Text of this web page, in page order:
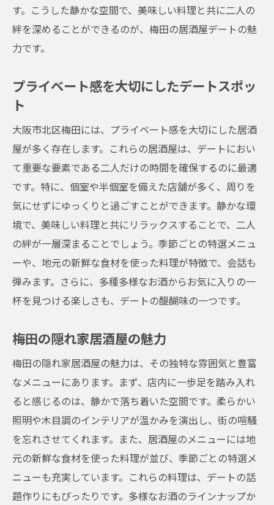
二人だけの特別な時間を過ごす
プライベート感を重視した居酒屋選び
季節の特選メニューで梅田の居酒屋デートをさ
季節ごとの特選メニューを楽しむ
旬の食材をふんだんに使った料理
季節感を感じる特別なメニュー
季節の味覚を堪能するデート
特選メニューで特別な夜を演出
季節限定の料理でデートを楽しむ
多種類のドリンクで梅田の居酒屋デートを盛り
上げよう
豊富なドリンクメニューを楽しむ
地酒や焼酎でデートを盛り上げる
多彩なドリンクで特別な夜を演出
カクテルやワインで乾杯
ドリンクと料理のペアリングを楽しむ
隠れ家的居酒屋で梅田の夜を楽しむデートプラ
ン
梅田デートのおすすめプラン
隠れ家居酒屋での過ごし方
す。こうした静かな空間で、美味しい料理と共に二人の
絆を深めることができるのが、梅田の居酒屋デートの魅
力です。
プライベート感を大切にしたデートスポッ
ト
大阪市北区梅田には、プライベート感を大切にした居酒
屋が多く存在します。これらの居酒屋は、デートにおい
て重要な要素である二人だけの時間を確保するのに最適
です。特に、個室や半個室を備えた店舗が多く、周りを
気にせずにゆっくりと過ごすことができます。静かな環
境で、美味しい料理と共にリラックスすることで、二人
の絆が一層深まることでしょう。季節ごとの特選メニュ
ーや、地元の新鮮な食材を使った料理が特徴で、会話も
弾みます。さらに、多種多様なお酒からお気に入りの一
杯を見つける楽しさも、デートの醍醐味の一つです。
梅田の隠れ家居酒屋の魅力
梅田の隠れ家居酒屋の魅力は、その独特な雰囲気と豊富
なメニューにあります。まず、店内に一歩足を踏み入れ
ると感じるのは、静かで落ち着いた空間です。柔らかい
照明や木目調のインテリアが温かみを演出し、街の喧騒
を忘れさせてくれます。また、居酒屋のメニューには地
元の新鮮な食材を使った料理が並び、季節ごとの特選メ
ニューも充実しています。これらの料理は、デートの話
題作りにもぴったりです。多様なお酒のラインナップか